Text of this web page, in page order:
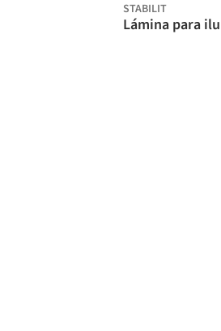
STABILIT